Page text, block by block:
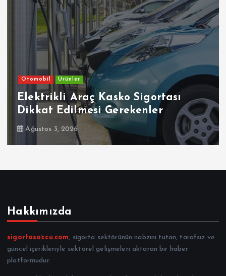
Otomobil Ürünler
Elektrikli Araç Kasko Sigortası
Dikkat Edilmesi Gerekenler
Ağustos 3, 2026
Hakkımızda
sigortasozcu.com, sigorta sektörünün nabzını tutan, tarafsız ve
güncel içerikleriyle sektörel gelişmeleri aktaran bir haber
platformudur.